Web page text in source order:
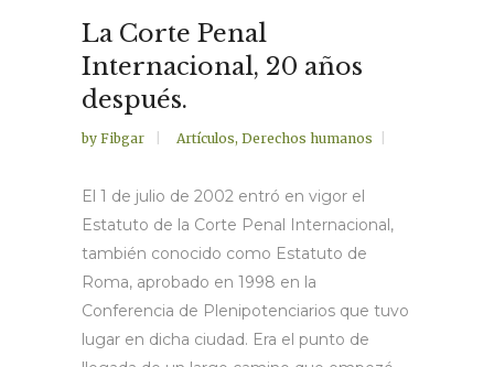
La Corte Penal
Internacional, 20 años
después.
by Fibgar Artículos, Derechos humanos
El 1 de julio de 2002 entró en vigor el
Estatuto de la Corte Penal Internacional,
también conocido como Estatuto de
Roma, aprobado en 1998 en la
Conferencia de Plenipotenciarios que tuvo
lugar en dicha ciudad. Era el punto de